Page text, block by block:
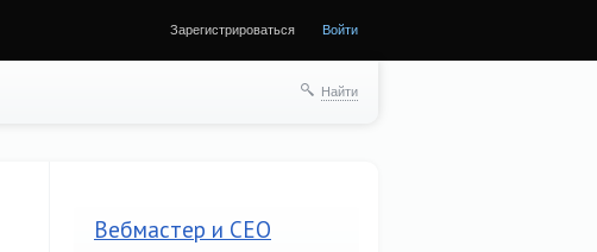
Зарегистрироваться Войти
Найти
Вебмастер и СЕО